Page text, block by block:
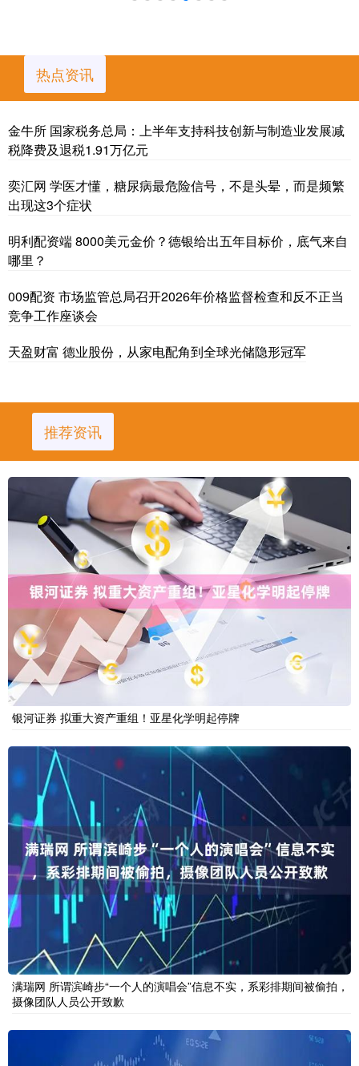
热点资讯
金牛所 国家税务总局：上半年支持科技创新与制造业发展减
税降费及退税1.91万亿元
奕汇网 学医才懂，糖尿病最危险信号，不是头晕，而是频繁
出现这3个症状
明利配资端 8000美元金价？德银给出五年目标价，底气来自
哪里？
009配资 市场监管总局召开2026年价格监督检查和反不正当
竞争工作座谈会
天盈财富 德业股份，从家电配角到全球光储隐形冠军
推荐资讯
银河证券 拟重大资产重组！亚星化学明起停牌
满瑞网 所谓滨崎步“一个人的演唱会”信息不实，系彩排期间被偷拍，
摄像团队人员公开致歉